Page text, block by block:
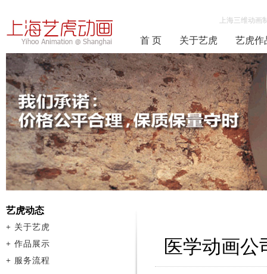
上海三维动
首 页 关于艺虎 艺虎作
医学动画公
艺虎动态
+ 关于艺虎
+ 作品展示
+ 服务流程